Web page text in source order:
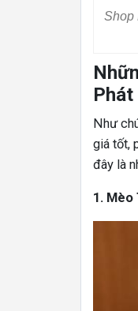
Shop
Phát
Như
giá tốt,
đây là
1. Mèo